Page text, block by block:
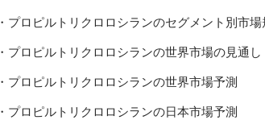
・プロピルトリクロロシランのセグメント別市
・プロピルトリクロロシランの世界市場の見通し
・プロピルトリクロロシランの世界市場予測
・プロピルトリクロロシランの日本市場予測